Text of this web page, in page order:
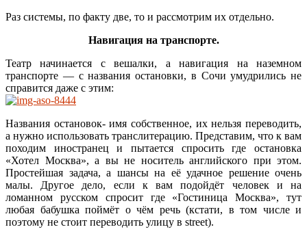
Раз системы, по факту две, то и рассмотрим их отдельно.
Навигация на транспорте.
Театр начинается с вешалки, а навигация на наземном
транспорте — с названия остановки, в Сочи умудрились не
справится даже с этим:
Названия остановок- имя собственное, их нельзя переводить,
а нужно использовать транслитерацию. Представим, что к вам
походим иностранец и пытается спросить где остановка
«Хотел Москва», а вы не носитель английского при этом.
Простейшая задача, а шансы на её удачное решение очень
малы. Другое дело, если к вам подойдёт человек и на
ломанном русском спросит где «Гостиница Москва», тут
любая бабушка поймёт о чём речь (кстати, в том числе и
поэтому не стоит переводить улицу в street).